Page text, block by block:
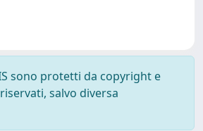
sono protetti da copyright e
salvo diversa